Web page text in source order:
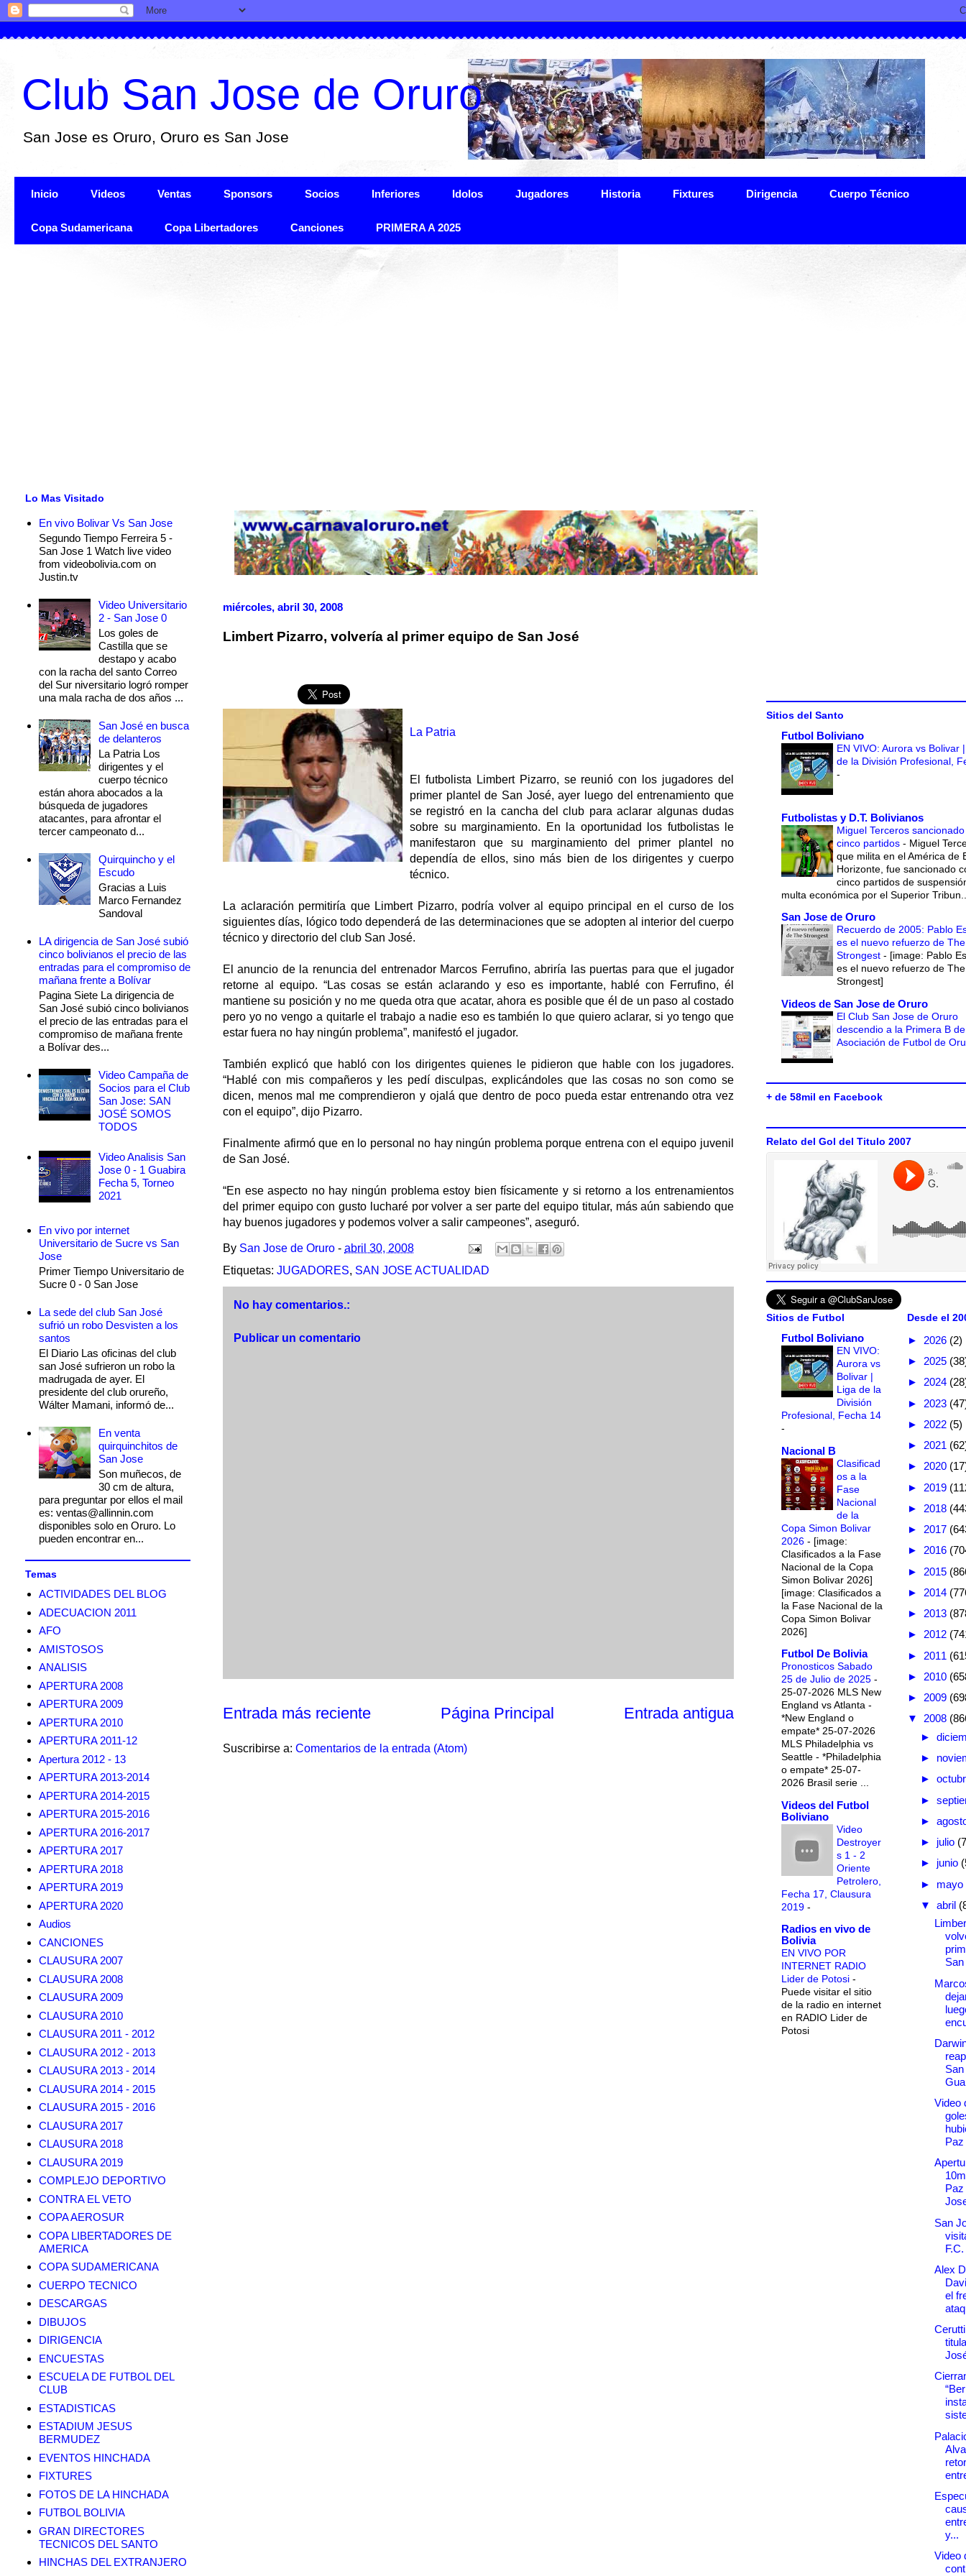
Club San Jose de Oruro
San Jose es Oruro, Oruro es San Jose
Inicio Videos Ventas Sponsors Socios Inferiores Idolos Jugadores Historia Fixtures Dirigencia Cuerpo Técnico
Copa Sudamericana Copa Libertadores Canciones PRIMERA A 2025
miércoles, abril 30, 2008
Limbert Pizarro, volvería al primer equipo de San José
La Patria
El futbolista Limbert Pizarro, se reunió con los jugadores del
primer plantel de San José, ayer luego del entrenamiento que
se registró en la cancha del club para aclarar algunas dudas
sobre su marginamiento. En la oportunidad los futbolistas le
manifestaron que su marginamiento del primer plantel no
dependía de ellos, sino más bien de los dirigentes y cuerpo
técnico.
La aclaración permitiría que Limbert Pizarro, podría volver al equipo principal en el curso de los
siguientes días, lógico todo dependerá de las determinaciones que se adopten al interior del cuerpo
técnico y directorio del club San José.
El anuncio de la renuncia del entrenador Marcos Ferrufino, abriría las puertas para que el jugador
retorne al equipo. “Las cosas se están aclarando y eso es importante, hablé con Ferrufino, él
mantiene su posición y no me queda otra que acatar, ahora es posible que él de un paso al costado
pero yo no vengo a quitarle el trabajo a nadie eso es también lo que quiero aclarar, si yo tengo que
estar fuera no hay ningún problema”, manifestó el jugador.
También explicó que habló con los dirigentes quienes le pidieron que hable con los jugadores.
“Hablé con mis compañeros y les pedí disculpas, explicándoles que las cosas no son como se
dicen, menos mal me comprendieron y ojalá que dentro de poco pueda estar entrenando otra vez
con el equipo”, dijo Pizarro.
Finalmente afirmó que en lo personal no hay ningún problema porque entrena con el equipo juvenil
de San José.
“En ese aspecto no hay ningún problema estoy bien físicamente y si retorno a los entrenamientos
del primer equipo con gusto lucharé por volver a ser parte del equipo titular, más aún sabiendo que
hay buenos jugadores y podemos volver a salir campeones”, aseguró.
By San Jose de Oruro - abril 30, 2008
Etiquetas: JUGADORES, SAN JOSE ACTUALIDAD
No hay comentarios.:
Publicar un comentario
Entrada más reciente Entrada antigua
Página Principal
Suscribirse a: Comentarios de la entrada (Atom)
Lo Mas Visitado
En vivo Bolivar Vs San Jose
Segundo Tiempo Ferreira 5 -
San Jose 1 Watch live video
from videobolivia.com on
Justin.tv
Video Universitario
2 - San Jose 0
Los goles de
Castilla que se
destapo y acabo
con la racha del santo Correo
del Sur niversitario logró romper
una mala racha de dos años ...
San José en busca
de delanteros
La Patria Los
dirigentes y el
cuerpo técnico
están ahora abocados a la
búsqueda de jugadores
atacantes, para afrontar el
tercer campeonato d...
Quirquincho y el
Escudo
Gracias a Luis
Marco Fernandez
Sandoval
LA dirigencia de San José subió
cinco bolivianos el precio de las
entradas para el compromiso de
mañana frente a Bolívar
Pagina Siete La dirigencia de
San José subió cinco bolivianos
el precio de las entradas para el
compromiso de mañana frente
a Bolívar des...
Video Campaña de
Socios para el Club
San Jose: SAN
JOSÉ SOMOS
TODOS
Video Analisis San
Jose 0 - 1 Guabira
Fecha 5, Torneo
2021
En vivo por internet
Universitario de Sucre vs San
Jose
Primer Tiempo Universitario de
Sucre 0 - 0 San Jose
La sede del club San José
sufrió un robo Desvisten a los
santos
El Diario Las oficinas del club
san José sufrieron un robo la
madrugada de ayer. El
presidente del club orureño,
Wálter Mamani, informó de...
En venta
quirquinchitos de
San Jose
Son muñecos, de
30 cm de altura,
para preguntar por ellos el mail
es: ventas@allinnin.com
disponibles solo en Oruro. Lo
pueden encontrar en...
Temas
ACTIVIDADES DEL BLOG
ADECUACION 2011
AFO
AMISTOSOS
ANALISIS
APERTURA 2008
APERTURA 2009
APERTURA 2010
APERTURA 2011-12
Apertura 2012 - 13
APERTURA 2013-2014
APERTURA 2014-2015
APERTURA 2015-2016
APERTURA 2016-2017
APERTURA 2017
APERTURA 2018
APERTURA 2019
APERTURA 2020
Audios
CANCIONES
CLAUSURA 2007
CLAUSURA 2008
CLAUSURA 2009
CLAUSURA 2010
CLAUSURA 2011 - 2012
CLAUSURA 2012 - 2013
CLAUSURA 2013 - 2014
CLAUSURA 2014 - 2015
CLAUSURA 2015 - 2016
CLAUSURA 2017
CLAUSURA 2018
CLAUSURA 2019
COMPLEJO DEPORTIVO
CONTRA EL VETO
COPA AEROSUR
COPA LIBERTADORES DE
AMERICA
COPA SUDAMERICANA
CUERPO TECNICO
DESCARGAS
DIBUJOS
DIRIGENCIA
ENCUESTAS
ESCUELA DE FUTBOL DEL
CLUB
ESTADISTICAS
ESTADIUM JESUS
BERMUDEZ
EVENTOS HINCHADA
FIXTURES
FOTOS DE LA HINCHADA
FUTBOL BOLIVIA
GRAN DIRECTORES
TECNICOS DEL SANTO
HINCHAS DEL EXTRANJERO
Sitios del Santo
Futbol Boliviano
EN VIVO: Aurora vs Bolivar
de la División Profesional,
-
Futbolistas y D.T. Bolivianos
Miguel Terceros
cinco partidos - Miguel
que milita en el América de
Horizonte, fue sancionado
cinco partidos de
multa económica por el Superior
San Jose de Oruro
Recuerdo de 2005: Pablo
es el nuevo refuerzo de The
Strongest - [image: Pablo
es el nuevo refuerzo de The
Strongest]
Videos de San Jose de Oruro
El Club San Jose de Oruro
descendio a la Primera B
Asociación de Futbol de
+ de 58mil en Facebook
Relato del Gol del Titulo 2007
Sitios de Futbol
Futbol Boliviano
EN VIVO:
Aurora vs
Bolivar |
Liga de la
División
Profesional, Fecha 14
-
Nacional B
Clasificad
os a la
Fase
Nacional
de la
Copa Simon Bolivar
2026 - [image:
Clasificados a la Fase
Nacional de la Copa
Simon Bolivar 2026]
[image: Clasificados a
la Fase Nacional de la
Copa Simon Bolivar
2026]
Futbol De Bolivia
Pronosticos Sabado
25 de Julio de 2025 -
25-07-2026 MLS New
England vs Atlanta -
*New England o
empate* 25-07-2026
MLS Philadelphia vs
Seattle - *Philadelphia
o empate* 25-07-
2026 Brasil serie ...
Videos del Futbol
Boliviano
Video
Destroyer
s 1 - 2
Oriente
Petrolero,
Fecha 17, Clausura
2019 -
Radios en vivo de
Bolivia
EN VIVO POR
INTERNET RADIO
Lider de Potosi -
Puede visitar el sitio
de la radio en internet
en RADIO Lider de
Potosi
Desde el
► 2026 (2)
► 2025
► 2024
► 2023
► 2022 (5)
► 2021
► 2020
► 2019
► 2018
► 2017
► 2016
► 2015
► 2014
► 2013
► 2012
► 2011
► 2010
► 2009
▼ 2008
►
►
►
►
►
► julio
► junio
► mayo
▼ abril
San
Video
Paz
San
F.C.
Alex
el
y...
Video